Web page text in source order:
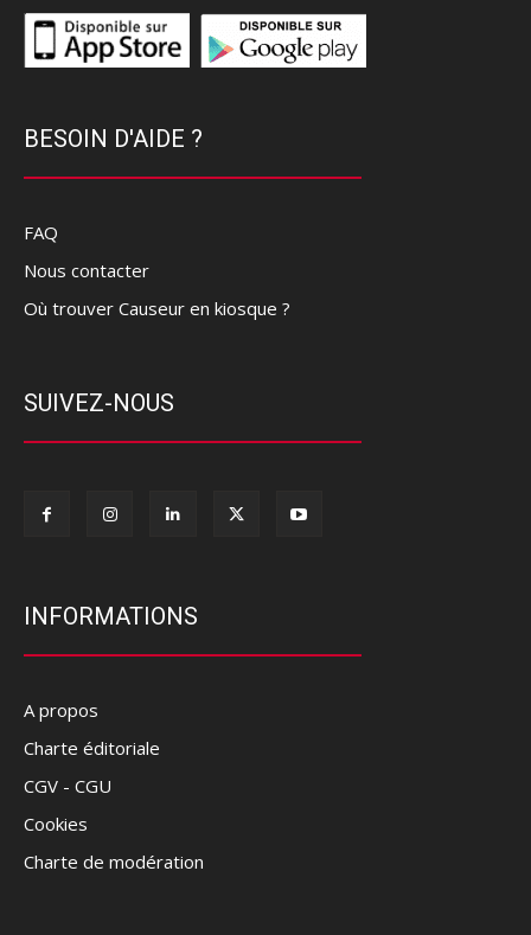
BESOIN D'AIDE ?
FAQ
Nous contacter
Où trouver Causeur en kiosque ?
SUIVEZ-NOUS
INFORMATIONS
A propos
Charte éditoriale
CGV - CGU
Cookies
Charte de modération